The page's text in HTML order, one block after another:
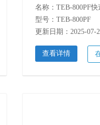
型号：TEB-800PF
更新日期：2025-07-
查看详情